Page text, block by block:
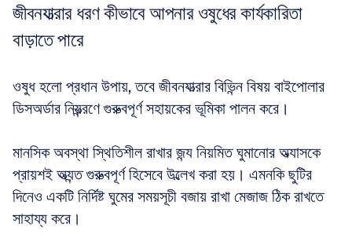
জীবনযাত্রার ধরণ কীভাবে আপনার ওষুধের কার্যকারিতা
বাড়াতে পারে
ওষুধ হলো প্রধান উপায়, তবে জীবনযাত্রার বিভিন্ন বিষয় বাইপোলার
ডিসঅর্ডার নিয়ন্ত্রণে গুরুত্বপূর্ণ সহায়কের ভূমিকা পালন করে।
মানসিক অবস্থা স্থিতিশীল রাখার জন্য নিয়মিত ঘুমানোর অভ্যাসকে
প্রায়শই অত্যন্ত গুরুত্বপূর্ণ হিসেবে উল্লেখ করা হয়। এমনকি ছুটির
দিনেও একটি নির্দিষ্ট ঘুমের সময়সূচী বজায় রাখা মেজাজ ঠিক রাখতে
সাহায্য করে।